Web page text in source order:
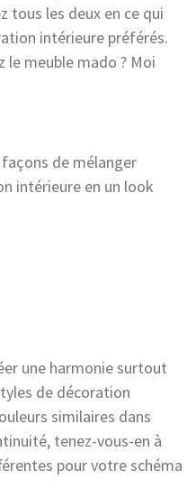
tous les deux en ce qui
intérieure préférés.
le meuble mado ? Moi
de mélanger
intérieure en un look
une harmonie surtout
de décoration
similaires dans
tenez-vous-en à
pour votre schéma